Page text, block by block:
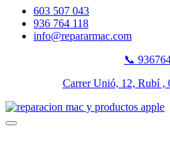
603 507 043
936 764 118
info@repararmac.com
📞
Carrer Unió, 12, Rubí ,